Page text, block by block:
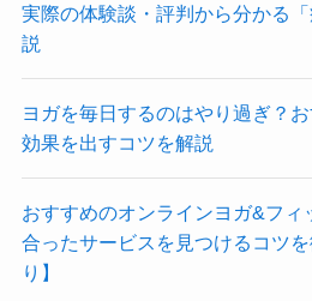
実際の体験談・評判から分かる
説
ヨガを毎日するのはやり過ぎ？
効果を出すコツを解説
おすすめのオンラインヨガ&フィ
合ったサービスを見つけるコツ
り】